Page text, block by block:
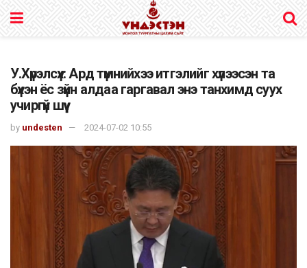
У.Хүрэлсүх: Ард түмнийхээ итгэлийг хүлээсэн та
бүхэн ёс зүйн алдаа гаргавал энэ танхимд суух
учиргүй шүү
by undesten 2024-07-02 10:55